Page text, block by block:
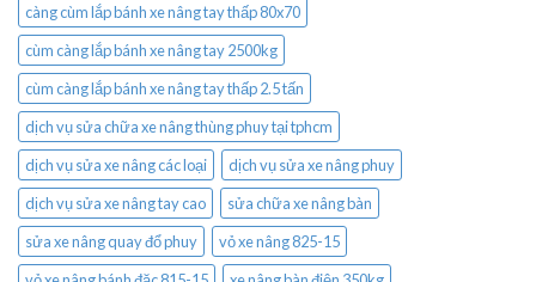
càng cùm lắp bánh xe nâng tay thấp 80x70
cùm càng lắp bánh xe nâng tay 2500kg
cùm càng lắp bánh xe nâng tay thấp 2.5 tấn
dịch vụ sửa chữa xe nâng thùng phuy tại tphcm
dịch vụ sửa xe nâng các loại
dịch vụ sửa xe nâng phuy
dịch vụ sửa xe nâng tay cao
sửa chữa xe nâng bàn
sửa xe nâng quay đổ phuy
vỏ xe nâng 825-15